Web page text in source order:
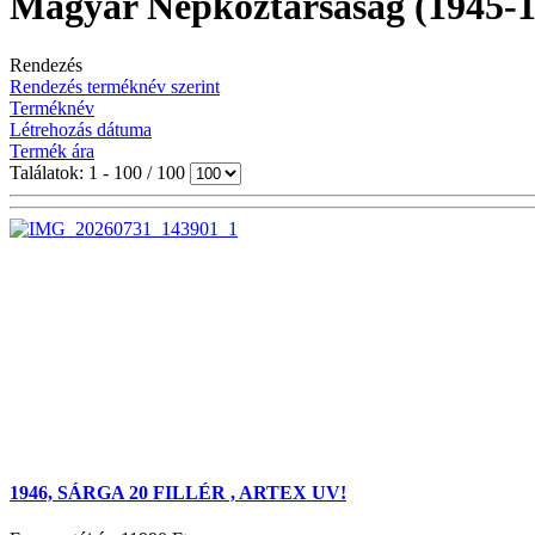
Rendezés
Rendezés terméknév szerint
Terméknév
Létrehozás dátuma
Termék ára
Találatok: 1 - 100 / 100
1946, SÁRGA 20 FILLÉR , ARTEX UV!